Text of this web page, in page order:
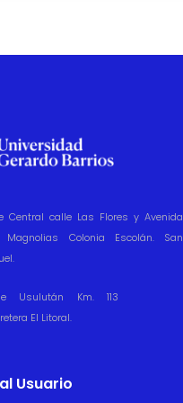
Central calle Las Flores y Avenida
Magnolias Colonia Escolán. San
Usulután Km. 113
El Litoral.
Usuario